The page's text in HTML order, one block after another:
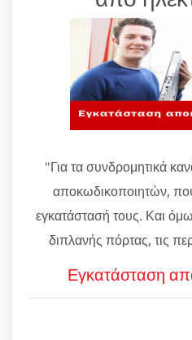
"Για τα συνδρομητικά
αποκωδικοποιητών,
εγκατάστασή τους. Και
διπλανής πόρτας, τις
Εγκατάσταση